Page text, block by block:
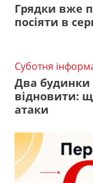
Грядки вже
посіяти в
Суботня
Два
відновити:
атаки